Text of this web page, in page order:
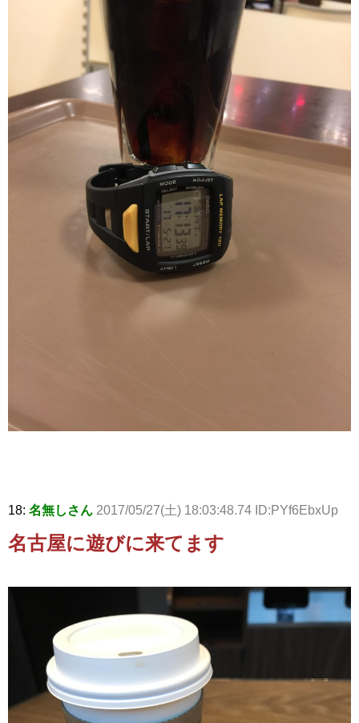
18: 名無しさん 2017/05/27(土) 18:03:48.74 ID:PYf6EbxUp
名古屋に遊びに来てます